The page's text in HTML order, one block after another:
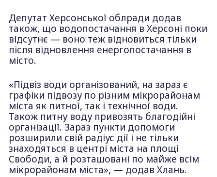
Депутат Херсонської облради додав
також, що водопостачання в Херсоні поки
відсутнє — воно теж відновиться тільки
після відновлення енергопостачання в
місто.
«Підвіз води організований, на зараз є
графіки підвозу по різним мікрорайонам
міста як питної, так і технічної води.
Також питну воду привозять благодійні
організації. Зараз пункти допомоги
розширили свій радіус дії і не тільки
знаходяться в центрі міста на площі
Свободи, а й розташовані по майже всім
мікрорайонам міста», — додав Хлань.